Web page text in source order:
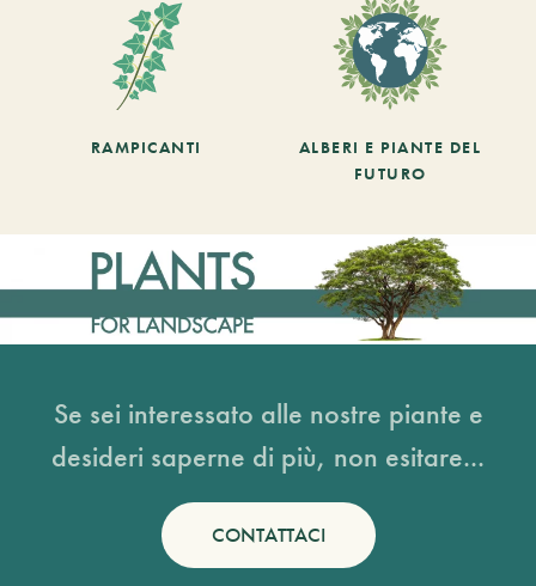
RAMPICANTI
ALBERI E PIANTE DEL
FUTURO
Se sei interessato alle nostre piante e
desideri saperne di più, non esitare...
CONTATTACI